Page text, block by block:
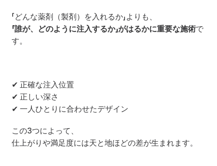
「どんな薬剤（製剤）を入れるか」よりも、
「誰が、どのように注入するか」がはるかに重要な施術で
す。
✔ 正確な注入位置
✔ 正しい深さ
✔ 一人ひとりに合わせたデザイン
この3つによって、
仕上がりや満足度には天と地ほどの差が生まれます。